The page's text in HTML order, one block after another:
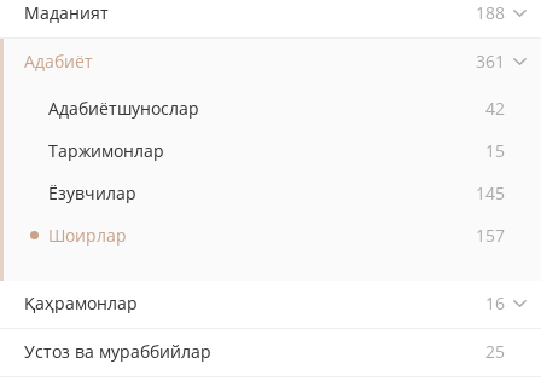
Маданият 188
Адабиёт 361
Адабиётшунослар
42
Таржимонлар
15
Ёзувчилар
145
Шоирлар
157
Қаҳрамонлар 16
Устоз ва мураббийлар 25